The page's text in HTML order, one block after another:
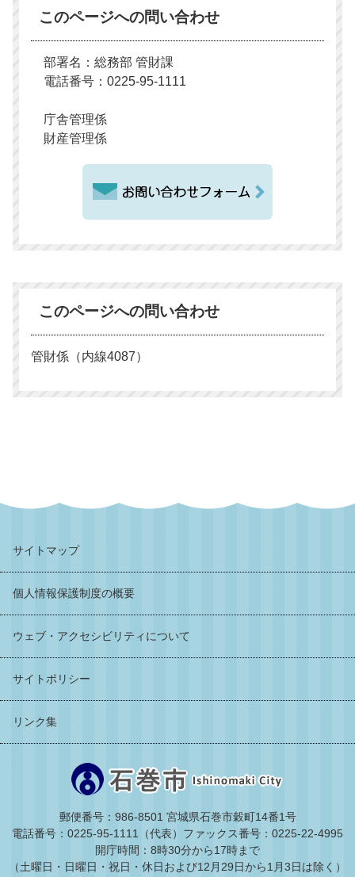
このページへの問い合わせ
部署名：総務部 管財課
電話番号：0225-95-1111
庁舎管理係
財産管理係
このページへの問い合わせ
管財係（内線4087）
サイトマップ
個人情報保護制度の概要
ウェブ・アクセシビリティについて
サイトポリシー
リンク集
郵便番号：986-8501 宮城県石巻市穀町14番1号
電話番号：0225-95-1111（代表） ファックス番号：0225-22-4995
開庁時間：8時30分から17時まで
（土曜日・日曜日・祝日・休日および12月29日から1月3日は除く）